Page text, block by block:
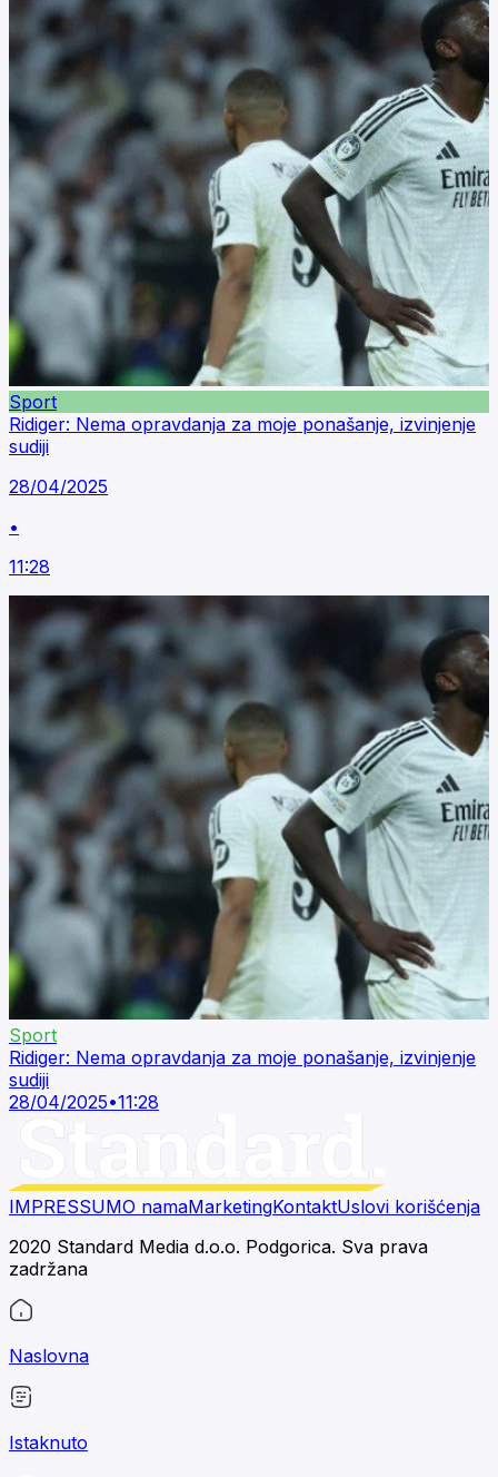
Sport
Ridiger: Nema opravdanja za moje ponašanje, izvinjenje
sudiji
28/04/2025
•
11:28
Sport
Ridiger: Nema opravdanja za moje ponašanje, izvinjenje
sudiji
28/04/2025•11:28
IMPRESSUMO namaMarketingKontaktUslovi korišćenja
2020 Standard Media d.o.o. Podgorica. Sva prava
zadržana
Naslovna
Istaknuto